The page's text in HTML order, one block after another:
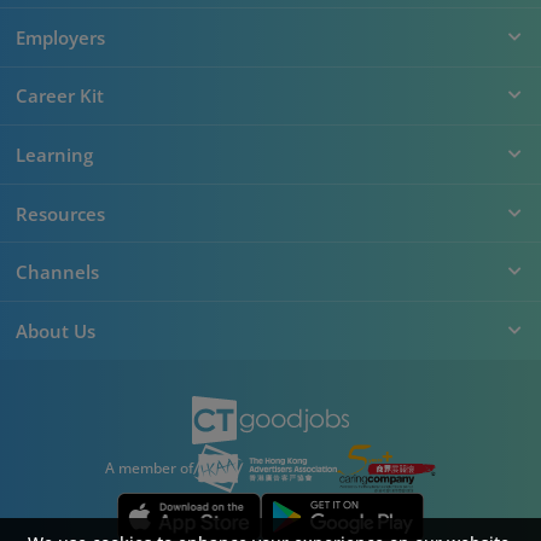
Employers
Career Kit
Learning
Resources
Channels
About Us
A member of